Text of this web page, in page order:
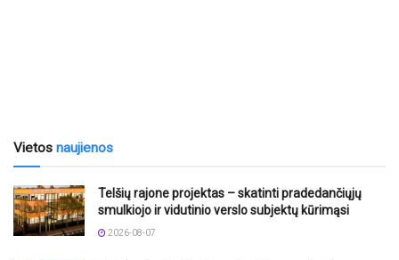
Vietos naujienos
Telšių rajone projektas – skatinti pradedančiųjų
smulkiojo ir vidutinio verslo subjektų kūrimąsi
2026-08-07